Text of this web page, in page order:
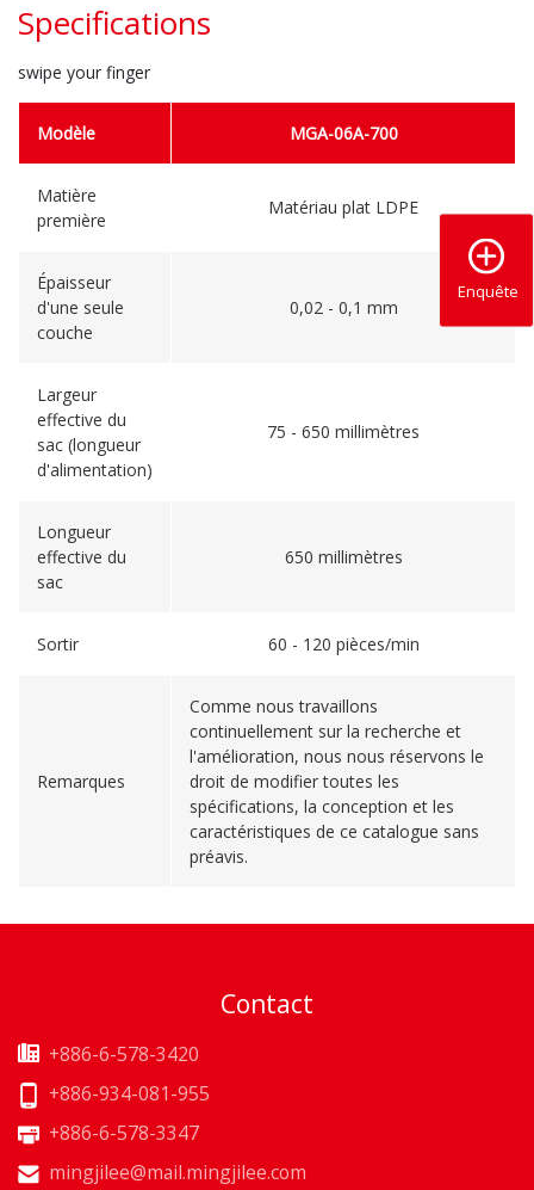
Enquête
Specifications
swipe your finger
Modèle MGA-06A-700
Matière
première
Matériau plat LDPE
Épaisseur
d'une seule
couche
0,02 - 0,1 mm
Largeur
effective du
sac (longueur
d'alimentation)
75 - 650 millimètres
Longueur
effective du
sac
650 millimètres
Sortir 60 - 120 pièces/min
Remarques
Comme nous travaillons
continuellement sur la recherche et
l'amélioration, nous nous réservons le
droit de modifier toutes les
spécifications, la conception et les
caractéristiques de ce catalogue sans
préavis.
Contact
+886-6-578-3420
+886-934-081-955
+886-6-578-3347
mingjilee@mail.mingjilee.com